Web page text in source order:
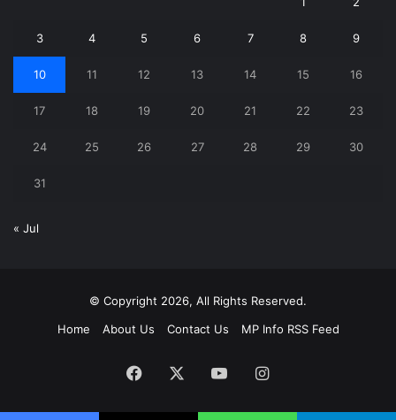
3 4 5 6 7 8 9
10 11 12 13 14 15 16
17 18 19 20 21 22 23
24 25 26 27 28 29 30
31
« Jul
© Copyright 2026, All Rights Reserved.
Home
About Us Contact Us MP Info RSS Feed
Facebook YouTubeInstagram